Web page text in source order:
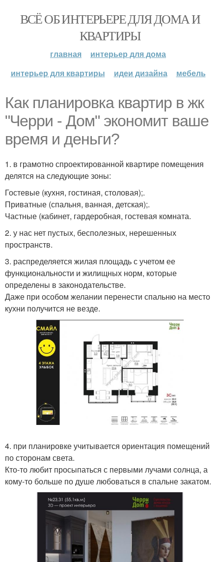
ВСЁ ОБ ИНТЕРЬЕРЕ ДЛЯ ДОМА И
КВАРТИРЫ
главная
интерьер для дома
интерьер для квартиры
идеи дизайна мебель
Как планировка квартир в жк
"Черри - Дом" экономит ваше
время и деньги?
1. в грамотно спроектированной квартире помещения
делятся на следующие зоны:
Гостевые (кухня, гостиная, столовая);.
Приватные (спальня, ванная, детская);.
Частные (кабинет, гардеробная, гостевая комната.
2. у нас нет пустых, бесполезных, нерешенных
пространств.
3. распределяется жилая площадь с учетом ее
функциональности и жилищных норм, которые
определены в законодательстве.
Даже при особом желании перенести спальню на место
кухни получится не везде.
4. при планировке учитывается ориентация помещений
по сторонам света.
Кто-то любит просыпаться с первыми лучами солнца, а
кому-то больше по душе любоваться в спальне закатом.